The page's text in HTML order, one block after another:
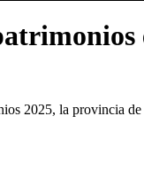
2025, la provincia